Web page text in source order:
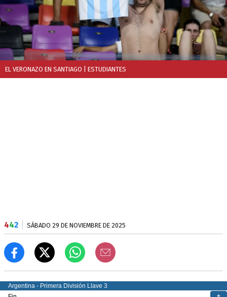
EL VERONAZO EN SANTIAGO | ESTUDIANTES
442 SÁBADO 29 DE NOVIEMBRE DE 2025